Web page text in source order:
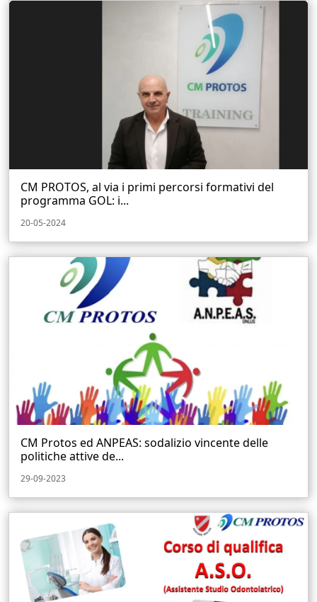
CM PROTOS, al via i primi percorsi formativi del
programma GOL: i...
20-05-2024
CM Protos ed ANPEAS: sodalizio vincente delle
politiche attive de...
29-09-2023